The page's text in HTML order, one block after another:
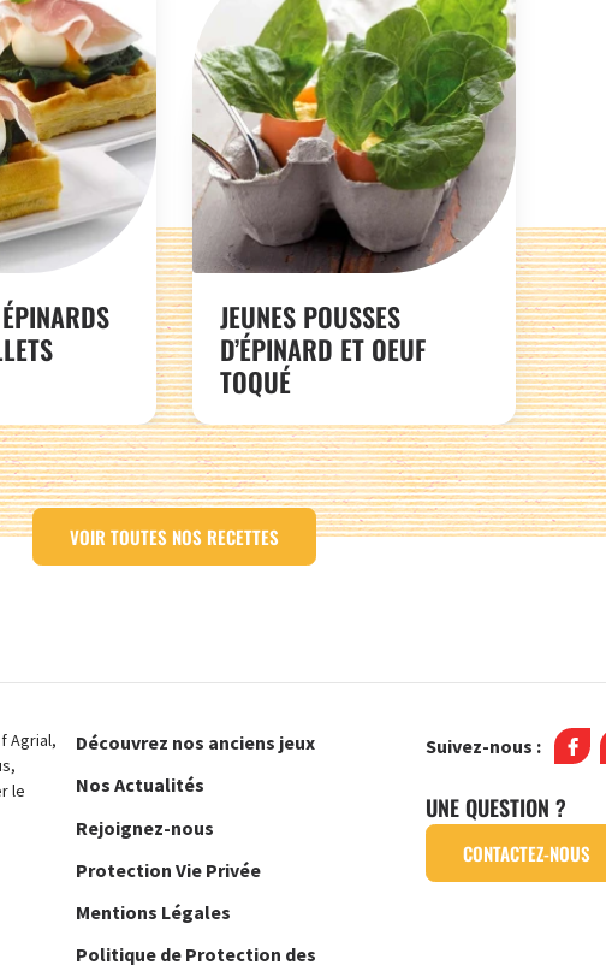
JEUNES POUSSES
D’ÉPINARD ET OEUF
TOQUÉ
VOIR TOUTES NOS RECETTES
Agrial,
le
Découvrez nos anciens jeux
Nos Actualités
Rejoignez-nous
Protection Vie Privée
Mentions Légales
Politique de Protection des
Suivez-nous :
UNE QUESTION ?
CONTACTEZ-NOUS